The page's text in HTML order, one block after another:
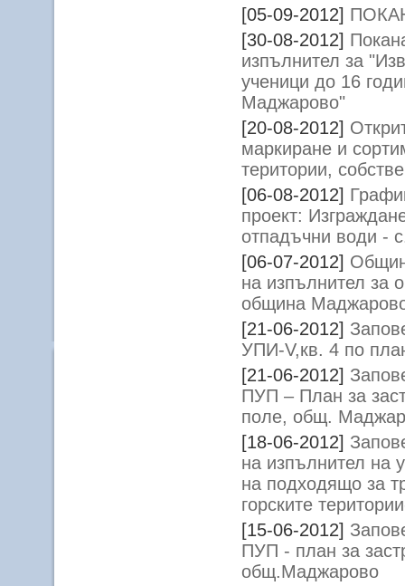
[05-09-2012]
[30-08-2012]
изпълнител за
ученици до 16
Маджарово"
[20-08-2012]
маркиране и
територии,
[06-08-2012]
проект:
отпадъчни води -
[06-07-2012]
на изпълнител за
община
[21-06-2012]
УПИ-V,кв. 4 по
[21-06-2012]
ПУП – План за
поле, общ.
[18-06-2012]
на изпълнител на
на подходящо за
горските
[15-06-2012]
ПУП - план за
общ.Маджарово